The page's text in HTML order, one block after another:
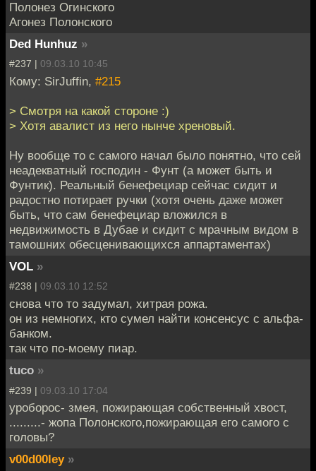
Полонез Огинского
Агонез Полонского
Ded Hunhuz »
#237 | 09.03.10 10:45
Кому: SirJuffin, #215
> Смотря на какой стороне :)
> Хотя авалист из него нынче хреновый.
Ну вообще то с самого начал было понятно, что сей
неадекватный господин - Фунт (а может быть и
Фунтик). Реальный бенефециар сейчас сидит и
радостно потирает ручки (хотя очень даже может
быть, что сам бенефециар вложился в
недвижимость в Дубае и сидит с мрачным видом в
тамошних обесценивающихся аппартаментах)
VOL »
#238 | 09.03.10 12:52
снова что то задумал, хитрая рожа.
он из немногих, кто сумел найти консенсус с альфа-
банком.
так что по-моему пиар.
tuco »
#239 | 09.03.10 17:04
уроборос- змея, пожирающая собственный хвост,
.........- жопа Полонского,пожирающая его самого с
головы?
v00d00ley »